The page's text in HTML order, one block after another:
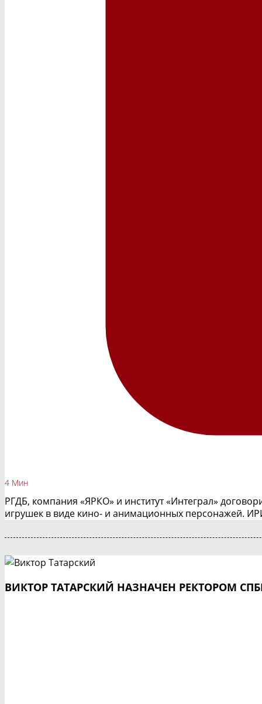
4 Мин
РГДБ, компания «ЯРКО» и институт «Интеграл»
игрушек в виде кино- и анимационных персонажей.
ВИКТОР ТАТАРСКИЙ НАЗНАЧЕН РЕКТОРОМ